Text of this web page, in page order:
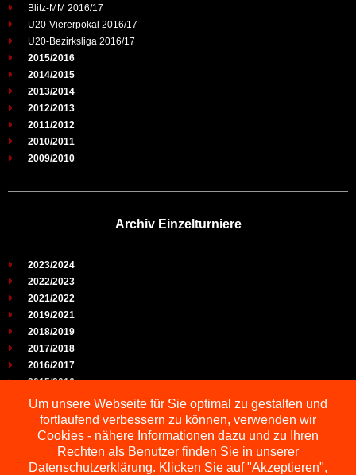
Blitz-MM 2016/17
U20-Viererpokal 2016/17
U20-Bezirksliga 2016/17
2015/2016
2014/2015
2013/2014
2012/2013
2011/2012
2010/2011
2009/2010
Archiv Einzelturniere
2023/2024
2022/2023
2021/2022
2019/2021
2018/2019
2017/2018
2016/2017
2015/2016
2014/2015
2013/2014
2012/2013
2011/2012
2010/2011
Um unsere Webseite für Sie optimal zu gestalten und
fortlaufend verbessern zu können, verwenden wir
Cookies - nähere Informationen dazu und zu Ihren
Rechten als Benutzer finden Sie in unserer
Datenschutzerklärung. Klicken Sie auf "Akzeptieren",